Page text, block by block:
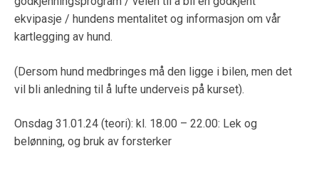
ekvipasje / hundens mentalitet og informasjon om vår
kartlegging av hund.
(Dersom hund medbringes må den ligge i bilen, men det
vil bli anledning til å lufte underveis på kurset).
Onsdag 31.01.24 (teori): kl. 18.00 – 22.00: Lek og
belønning, og bruk av forsterker